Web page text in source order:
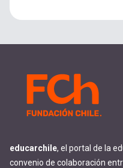
educarchile, el portal de la
convenio de colaboración